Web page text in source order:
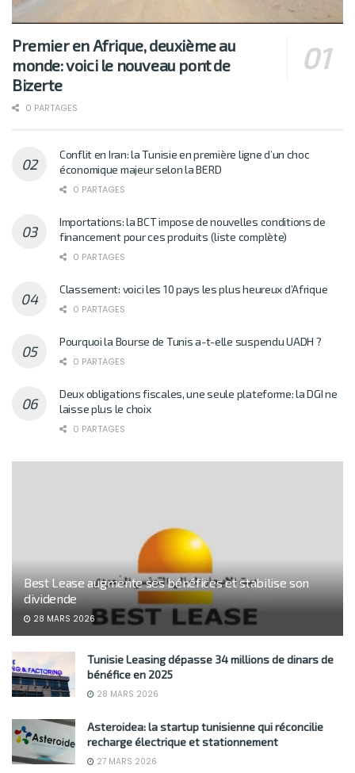
Premier en Afrique, deuxième au
monde: voici le nouveau pont de
Bizerte
0 PARTAGES
Conflit en Iran: la Tunisie en première ligne d’un choc
économique majeur selon la BERD
0 PARTAGES
Importations: la BCT impose de nouvelles conditions de
financement pour ces produits (liste complète)
0 PARTAGES
Classement: voici les 10 pays les plus heureux d’Afrique
0 PARTAGES
Pourquoi la Bourse de Tunis a-t-elle suspendu UADH ?
0 PARTAGES
Deux obligations fiscales, une seule plateforme: la DGI ne
laisse plus le choix
0 PARTAGES
Best Lease augmente ses bénéfices et stabilise son
dividende
28 MARS 2026
Tunisie Leasing dépasse 34 millions de dinars de
bénéfice en 2025
28 MARS 2026
Asteroidea: la startup tunisienne qui réconcilie
recharge électrique et stationnement
27 MARS 2026